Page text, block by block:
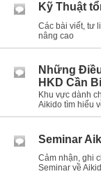
Kỹ Thuật
Các bài viết, tư
nâng cao
Những
HKD Cần
Khu vực dành
Aikido tìm hiểu
Seminar
Cảm nhận, ghi
Seminar về